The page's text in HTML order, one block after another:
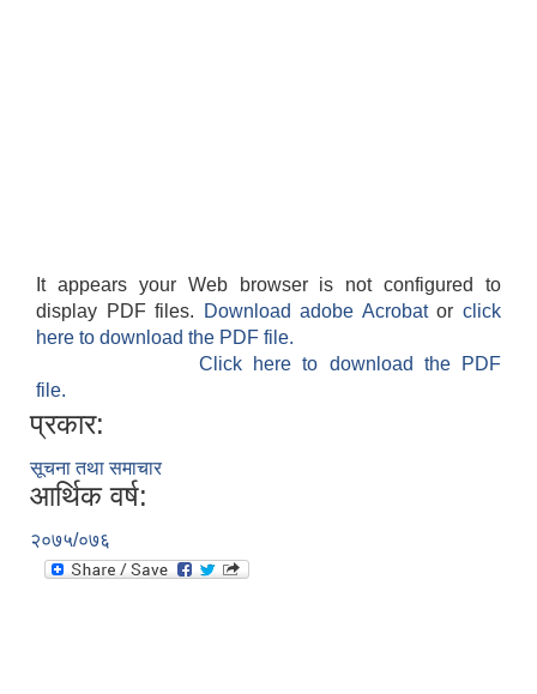
It appears your Web browser is not configured to
display PDF files.
Download adobe Acrobatorclick
here to download the PDF file.
Click here to download the PDF
file.
प्रकार:
सूचना तथा समाचार
आर्थिक वर्ष:
२०७५/०७६